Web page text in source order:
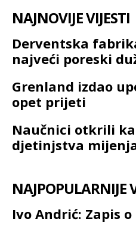
NAJNOVIJE VIJESTI
Derventska
najveći poreski
Grenland izdao
opet prijeti
Naučnici otkrili
djetinjstva
NAJPOPULARNIJE
Ivo Andrić: Zapis